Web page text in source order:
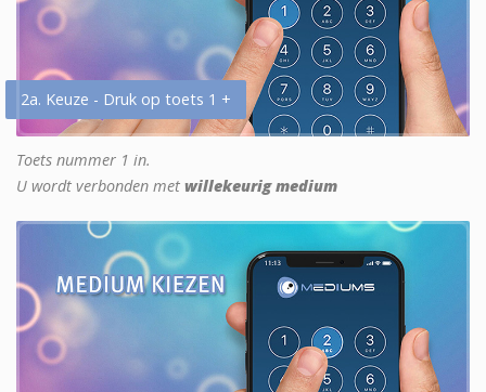
2a. Keuze - Druk op toets 1 +
Toets nummer 1 in.
U wordt verbonden met willekeurig medium